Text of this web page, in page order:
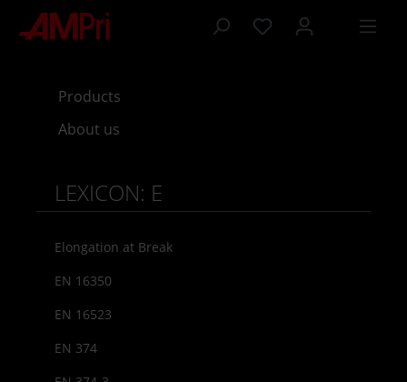
content
Products
About us
LEXICON: E
Elongation at Break
EN 16350
EN 16523
EN 374